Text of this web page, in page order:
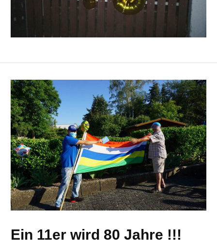
Ein 11er wird 80 Jahre !!!